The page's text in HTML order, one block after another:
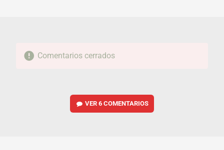
Comentarios cerrados
VER6 COMENTARIOS